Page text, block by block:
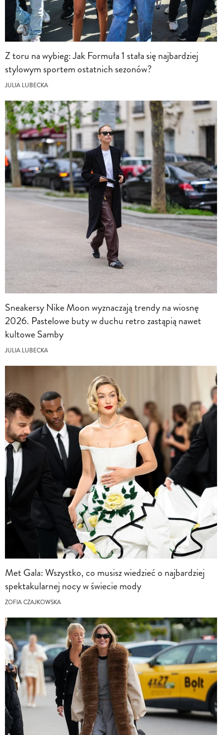
Z toru na wybieg: Jak Formuła 1 stała się najbardziej
stylowym sportem ostatnich sezonów?
JULIA LUBECKA
Sneakersy Nike Moon wyznaczają trendy na wiosnę
2026. Pastelowe buty w duchu retro zastąpią nawet
kultowe Samby
JULIA LUBECKA
Met Gala: Wszystko, co musisz wiedzieć o najbardziej
spektakularnej nocy w świecie mody
ZOFIA CZAJKOWSKA